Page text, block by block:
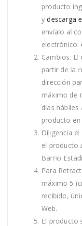
producto
ydescarga
envíalo al
electrónico:
Cambios:
partir de la
dirección
máximo de
días hábiles
producto en
Diligencia
el producto
Barrio
Para
máximo 5
recibido,
Web.
El producto